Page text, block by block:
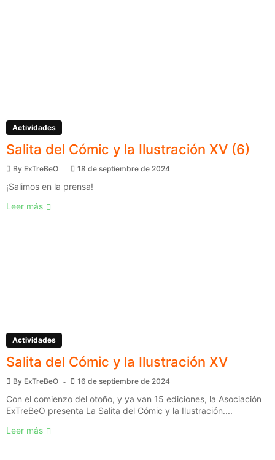
Actividades
Salita del Cómic y la Ilustración XV (6)
By ExTreBeO 18 de septiembre de 2024
¡Salimos en la prensa!
Leer más
Actividades
Salita del Cómic y la Ilustración XV
By ExTreBeO 16 de septiembre de 2024
Con el comienzo del otoño, y ya van 15 ediciones, la Asociación
ExTreBeO presenta La Salita del Cómic y la Ilustración....
Leer más